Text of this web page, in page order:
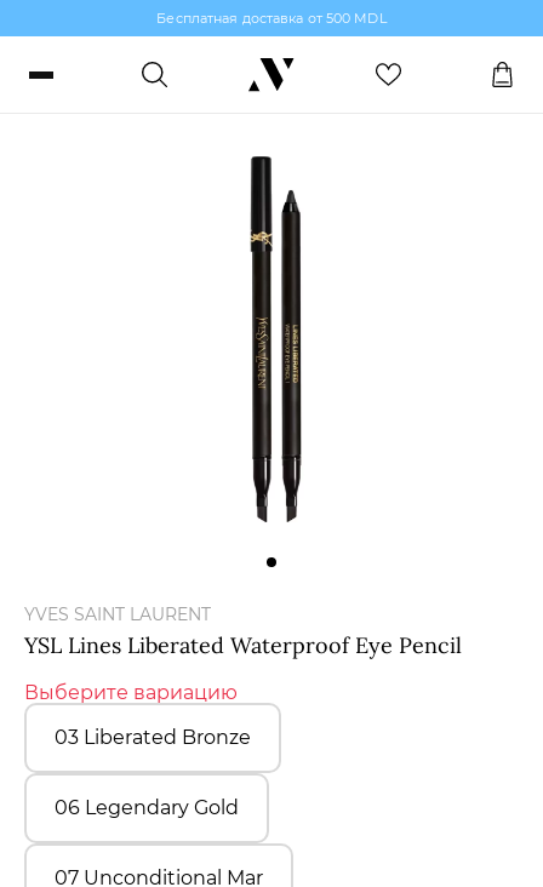
Бесплатная доставка от 500 MDL
Подарочные сертификаты
Бренды
Новости
Магазины
Карандаши для глаз
YVES SAINT LAURENT
YSL Lines Liberated Waterproof Eye Pencil
Выберите вариацию
03 Liberated Bronze
06 Legendary Gold
07 Unconditional Mar